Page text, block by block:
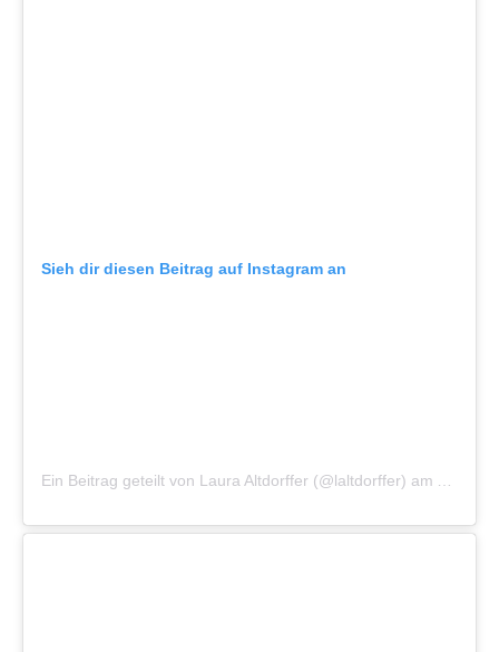
Sieh dir diesen Beitrag auf Instagram an
Ein Beitrag geteilt von Laura Altdorffer (@laltdorffer) am